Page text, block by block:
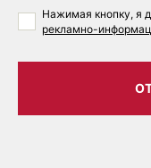
Нажимая кнопку, я
рекламно-